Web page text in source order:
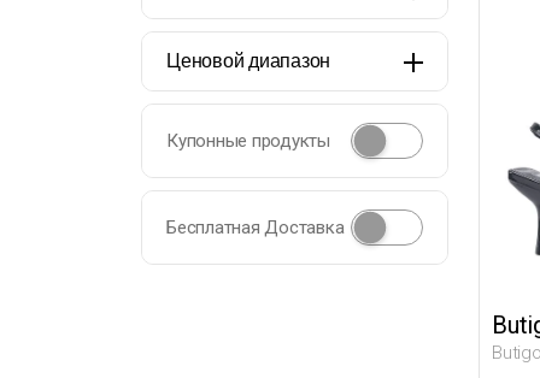
Ценовой диапазон
Купонные продукты
Бесплатная Доставка